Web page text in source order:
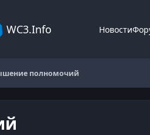
WC3.Info Новости
полномочий